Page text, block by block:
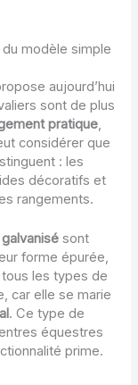
modèle simple
aujourd’hui
sont de plus
pratique,
considérer que
: les
décoratifs et
rangements.
sont
forme épurée,
les types de
car elle se marie
. Ce type de
équestres
prime.